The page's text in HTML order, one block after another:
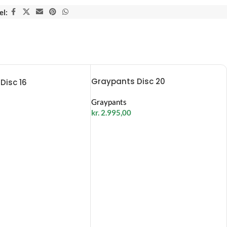
16 Graypants Disc 20
Graypants
kr.2.995,00